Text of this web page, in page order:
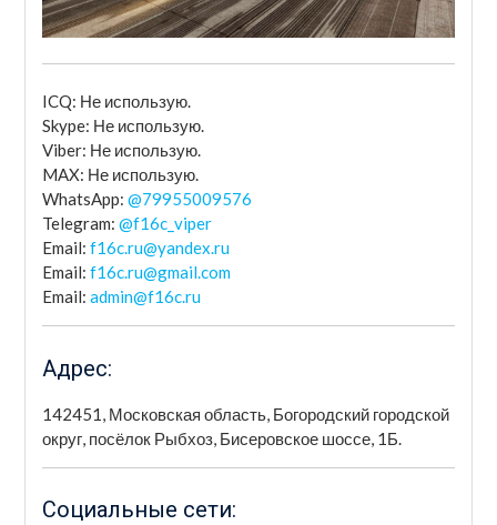
ICQ: Не использую.
Skype: Не использую.
Viber: Не использую.
MAX: Не использую.
WhatsApp: @79955009576
Telegram: @f16c_viper
Email: f16c.ru@yandex.ru
Email: f16c.ru@gmail.com
Email: admin@f16c.ru
Адрес:
142451, Московская область, Богородский городской
округ, посёлок Рыбхоз, Бисеровское шоссе, 1Б.
Социальные сети: